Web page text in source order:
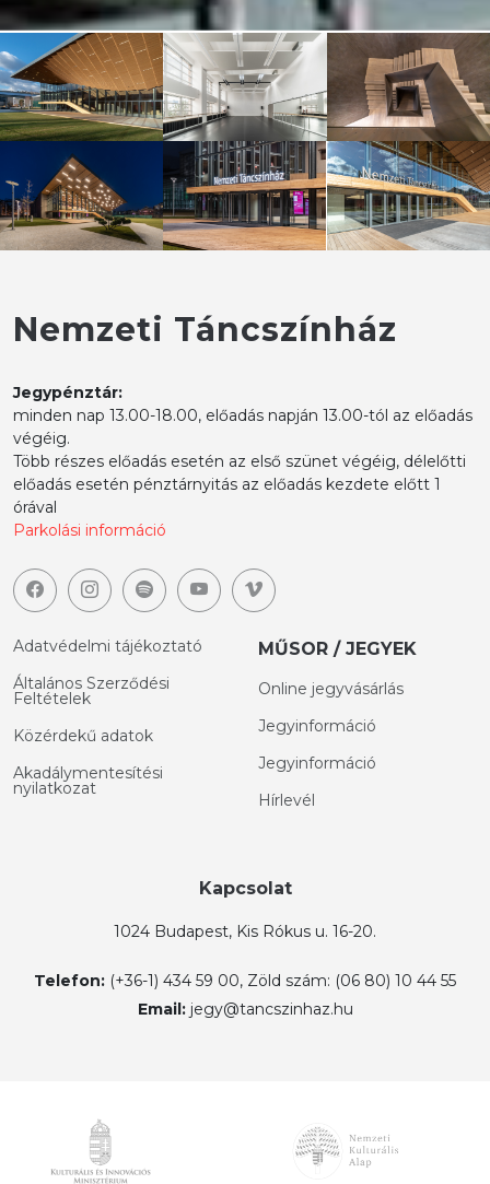
Nemzeti Táncszínház
Jegypénztár:
minden nap 13.00-18.00, előadás napján 13.00-tól az előadás
végéig.
Több részes előadás esetén az első szünet végéig, délelőtti
előadás esetén pénztárnyitás az előadás kezdete előtt 1
órával
Parkolási információ
Adatvédelmi tájékoztató
Általános Szerződési
Feltételek
Közérdekű adatok
Akadálymentesítési
nyilatkozat
MŰSOR / JEGYEK
Online jegyvásárlás
Jegyinformáció
Jegyinformáció
Hírlevél
Kapcsolat
1024 Budapest, Kis Rókus u. 16-20.
Telefon: (+36-1) 434 59 00, Zöld szám: (06 80) 10 44 55
Email: jegy@tancszinhaz.hu